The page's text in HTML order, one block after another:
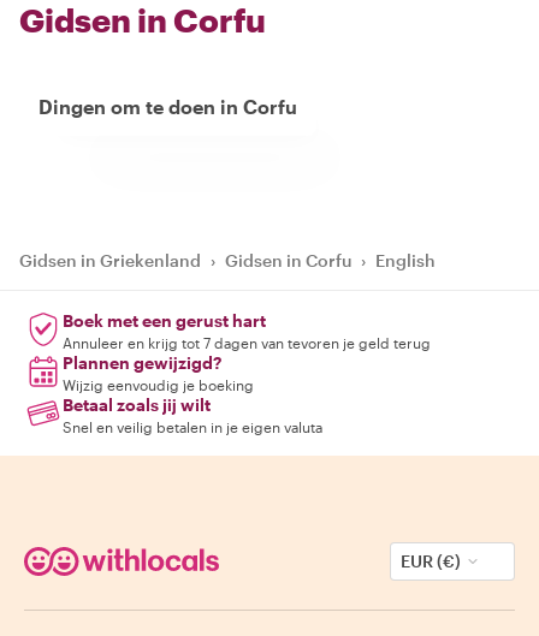
Gidsen in Corfu
Dingen om te doen in Corfu
Gidsen in Griekenland › Gidsen in Corfu › English
Boek met een gerust hart
Annuleer en krijg tot 7 dagen van tevoren je geld terug
Plannen gewijzigd?
Wijzig eenvoudig je boeking
Betaal zoals jij wilt
Snel en veilig betalen in je eigen valuta
EUR (€)